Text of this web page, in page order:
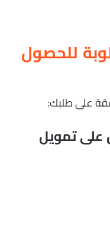
للحصول
على طلبك:
على تمويل